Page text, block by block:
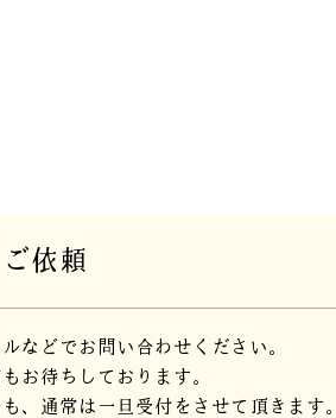
依頼
などでお問い合わせください。
お待ちしております。
、通常は一旦受付をさせて頂きます。